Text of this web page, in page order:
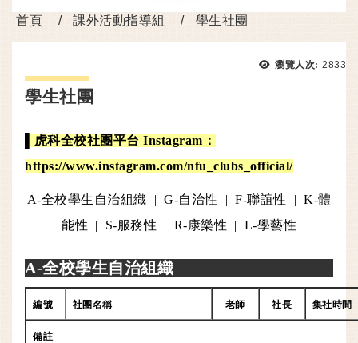
首頁 課外活動指導組 學生社團
瀏覽人次: 瀏覽
2833
學生社團
▌虎科全校社團平台 Instagram：
https://www.instagram.com/nfu_clubs_official/
A-全校學生自治組織 | G-自治性 | F-聯誼性 | K-體
能性 | S-服務性 | R-康樂性 | L-學藝性
A-全校學生自治組織
編號 社團名稱 老師 社長 集社時間
備註